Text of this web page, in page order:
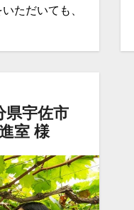
ただいても、
県宇佐市
室 様